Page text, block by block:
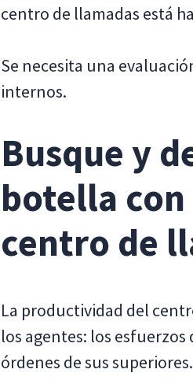
centro de llamadas está
Se necesita una
internos.
Busque y
botella
centro de
La productividad del
los agentes: los
órdenes de sus superiores.